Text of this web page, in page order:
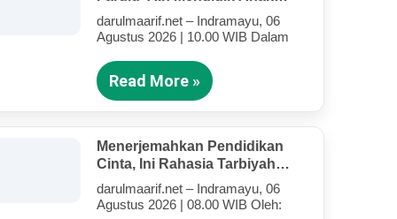
Kandung Di Tengah Kesibukan
Mengajar
darulmaarif.net – Indramayu, 06
Agustus 2026 | 10.00 WIB Dalam
Read More »
Menerjemahkan Pendidikan
Cinta, Ini Rahasia Tarbiyah
Rosululloh SAW Bagi Anak-
Anak Yang Terluka (Bagian IV)
darulmaarif.net – Indramayu, 06
Agustus 2026 | 08.00 WIB Oleh: